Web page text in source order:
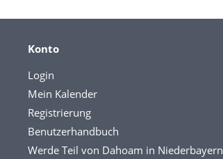
Konto
Login
Mein Kalender
Registrierung
Benutzerhandbuch
Werde Teil von Dahoam in Niederbayern